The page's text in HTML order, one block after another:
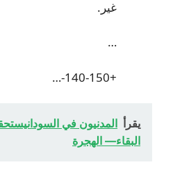
غير.
…
+140-150-…
يقرأ المدنيون في
البقاء— الهجرة